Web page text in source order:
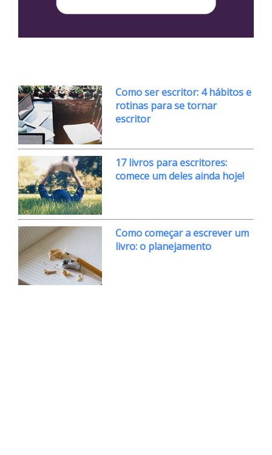
Como ser escritor: 4 hábitos e
rotinas para se tornar
escritor
17 livros para escritores:
comece um deles ainda hoje!
Como começar a escrever um
livro: o planejamento